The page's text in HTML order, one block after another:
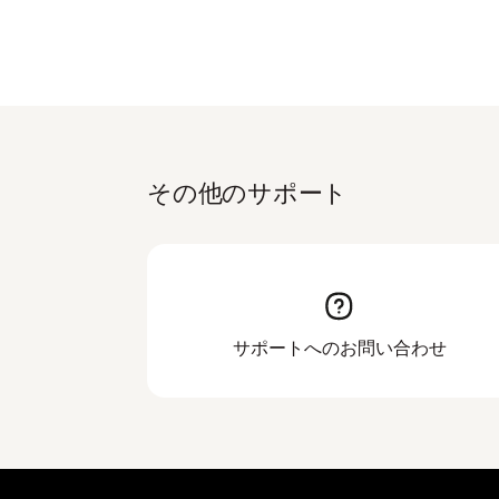
その他のサポート
サポートへのお問い合わせ